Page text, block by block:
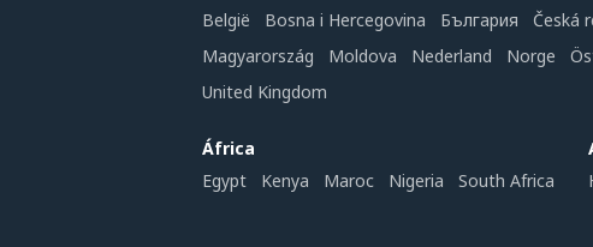
België
Bosna i Hercegovina България Česká
Magyarország
Moldova Nederland Norge
United Kingdom
África
Egypt
Kenya Maroc Nigeria South Africa